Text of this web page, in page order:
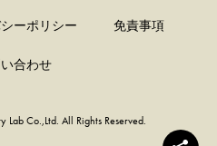
ーポリシー 免責事項
合わせ
Co.,Ltd. All Rights Reserved.